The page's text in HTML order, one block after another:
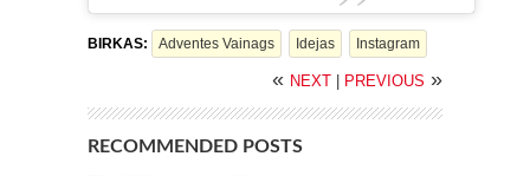
BIRKAS: Adventes Vainags Idejas Instagram
« NEXT PREVIOUS »
RECOMMENDED POSTS